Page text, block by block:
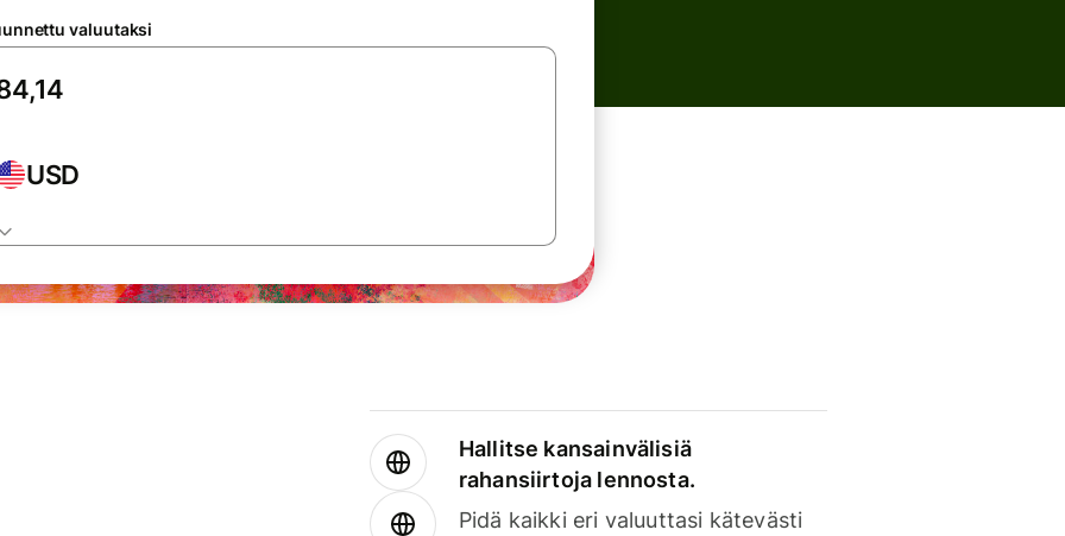
valuutaksi
USD
Hallitse kansainvälisiä
rahansiirtoja lennosta.
Pidä kaikki eri valuuttasi kätevästi